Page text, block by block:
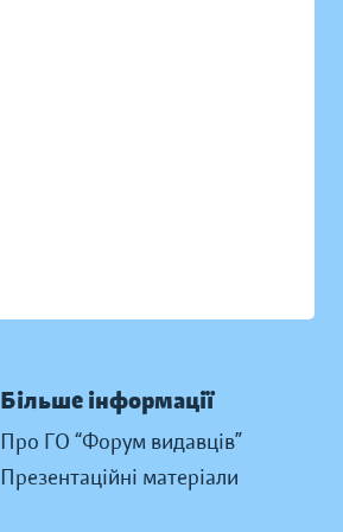
Більше інформації
Про ГО “Форум видавців”
Презентаційні матеріали